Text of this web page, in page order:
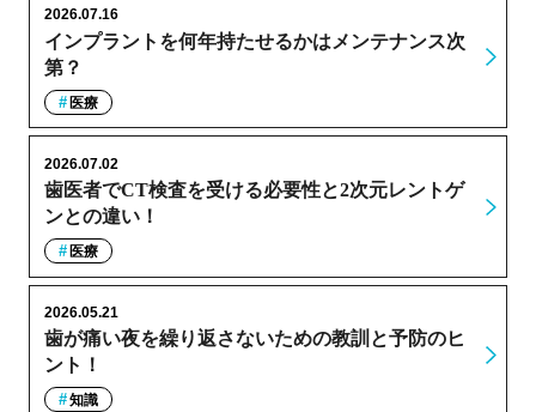
インプラントを何年持たせるかはメンテナンス次
第？
2026.07.16
医療
歯医者でCT検査を受ける必要性と2次元レントゲ
ンとの違い！
2026.07.02
医療
歯が痛い夜を繰り返さないための教訓と予防のヒ
ント！
2026.05.21
知識